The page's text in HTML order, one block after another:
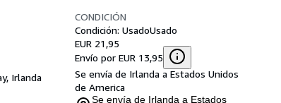
Irlanda
CONDICIÓN
Condición: UsadoUsado
EUR 21,95
Envío por EUR 13,95
Se envía de Irlanda a Estados Unidos
de America
Se envía de Irlanda a Estados